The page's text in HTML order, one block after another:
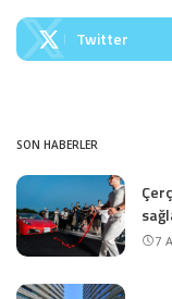
Twitter
SON HABERLER
7